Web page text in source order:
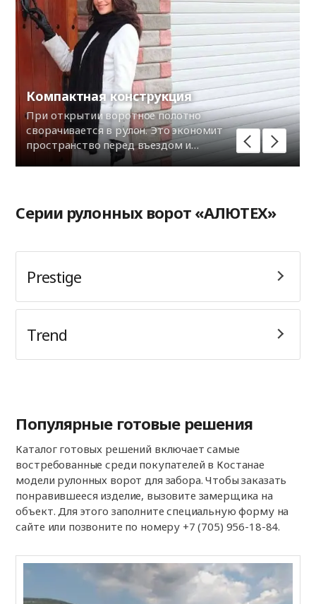
Компактная конструкция
При открытии воротное полотно
сворачивается в рулон. Это экономит
пространство перед въездом и
предотвращает риск повреждения
Серии рулонных ворот «АЛЮТЕХ»
Prestige
Trend
Популярные готовые решения
Каталог готовых решений включает самые
востребованные среди покупателей в Костанае
модели рулонных ворот для забора. Чтобы заказать
понравившееся изделие, вызовите замерщика на
объект. Для этого заполните специальную форму на
сайте или позвоните по номеру +7 (705) 956-18-84.